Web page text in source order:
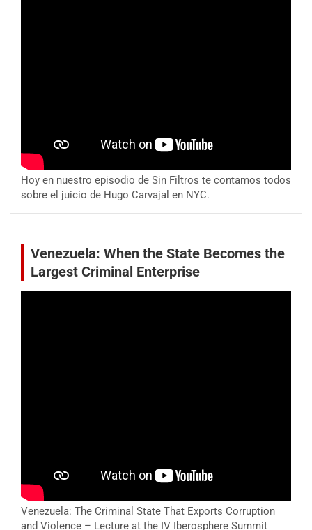
Hoy en nuestro episodio de Sin Filtros te contamos todos
sobre el juicio de Hugo Carvajal en NYC.
Venezuela: When the State Becomes the
Largest Criminal Enterprise
Venezuela: The Criminal State That Exports Corruption
and Violence – Lecture at the IV Iberosphere Summit